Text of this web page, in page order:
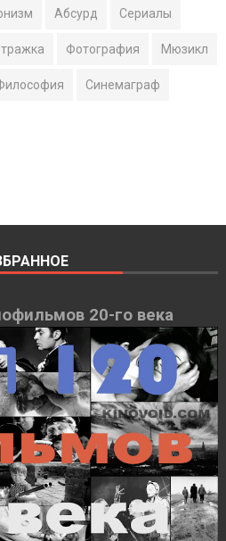
Абсурд Сериалы
Фотография Мюзикл
Синемаграф
20-го века